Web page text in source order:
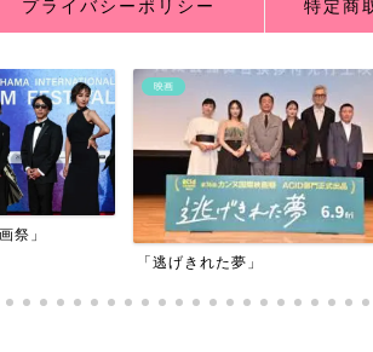
プライバシーポリシー 特定商
映画
『BLEACH 千年血戦篇-訣別譚-